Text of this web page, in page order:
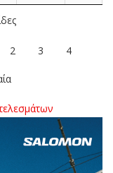
2 3 4